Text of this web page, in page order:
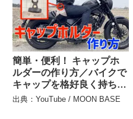
簡単・便利！ キャップホ
ルダーの作り方／バイクで
キャップを格好良く持ち運
ぼう！ – MOON BASE
出典：YouTube / MOON BASE